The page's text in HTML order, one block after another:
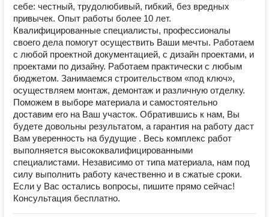
себе: честный, трудолюбивый, гибкий, без вредных
привычек. Опыт работы более 10 лет.
Квалифицированные специалисты, профессионалы
своего дела помогут осуществить Ваши мечты. Работаем
с любой проектной документацией, с дизайн проектами, и
проектами по дизайну. Работаем практически с любым
бюджетом. Занимаемся строительством «под ключ»,
осуществляем монтаж, демонтаж и различную отделку.
Поможем в выборе материала и самостоятельно
доставим его на Ваш участок. Обратившись к нам, Вы
будете довольны результатом, а гарантия на работу даст
Вам уверенность на будущие . Весь комплекс работ
выполняется высококвалифицированными
специалистами. Независимо от типа материала, нам под
силу выполнить работу качественно и в сжатые сроки.
Если у Вас остались вопросы, пишите прямо сейчас!
Консультация бесплатно.